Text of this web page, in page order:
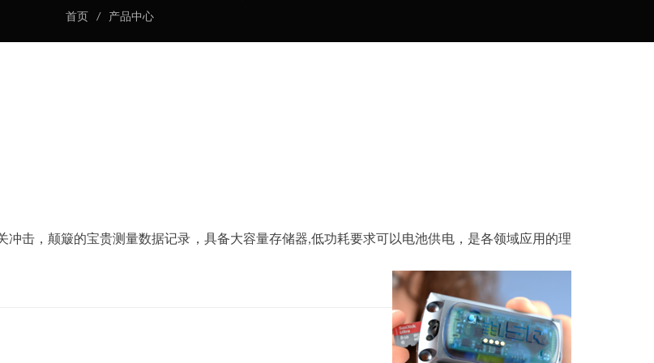
首页 / 产品中心
，颠簸的宝贵测量数据记录，具备大容量存储器,低功耗要求可以电池供电，是各领域应用的理